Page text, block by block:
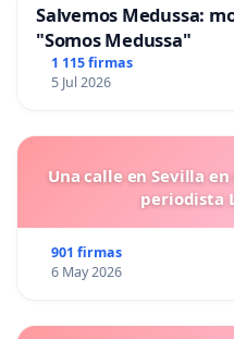
Salvemos Medussa:
"Somos Medussa"
1 115 firmas
5 Jul 2026
Una calle en Sevilla
periodista
901 firmas
6 May 2026